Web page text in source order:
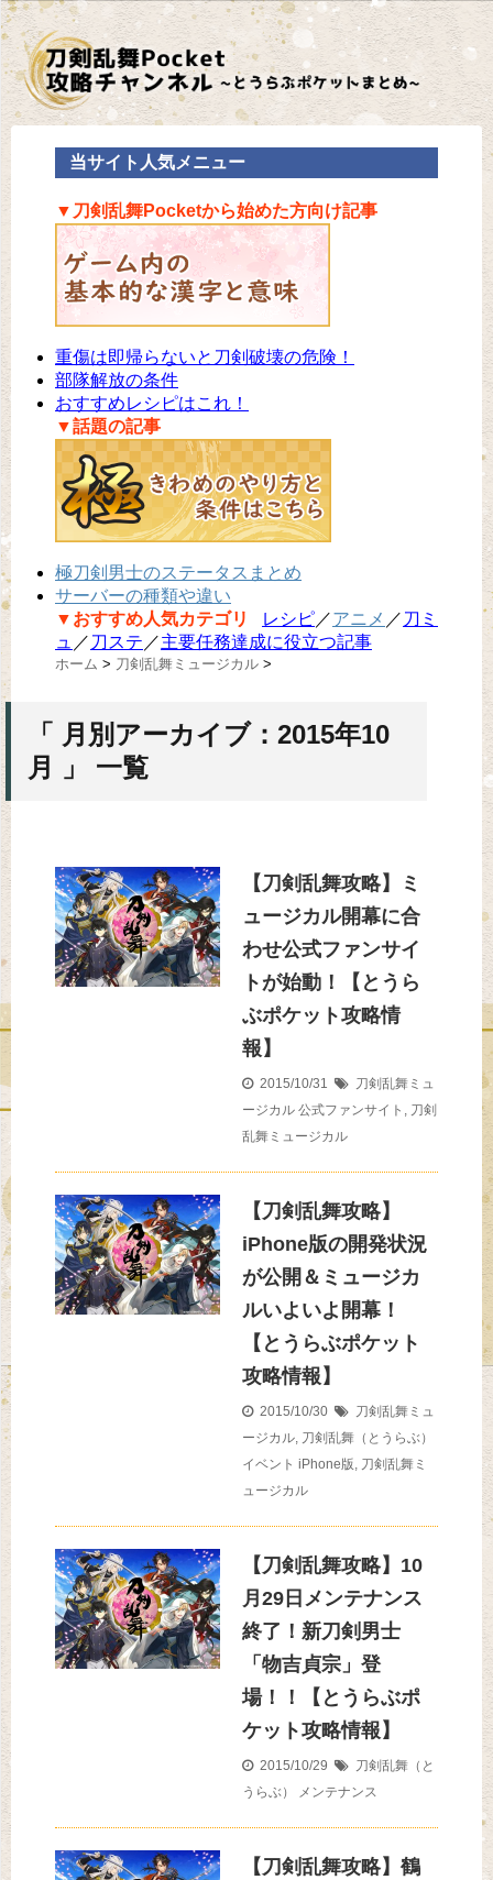
当サイト人気メニュー
▼刀剣乱舞Pocketから始めた方向け記事
重傷は即帰らないと刀剣破壊の危険！
部隊解放の条件
おすすめレシピはこれ！
▼話題の記事
極刀剣男士のステータスまとめ
サーバーの種類や違い
▼おすすめ人気カテゴリ
レシピ／アニメ ／ 刀ミ
ュ ／ 刀ステ ／主要任務達成に役立つ記事
ホーム > 刀剣乱舞ミュージカル >
「 月別アーカイブ：2015年10
月 」 一覧
【刀剣乱舞攻略】ミ
ュージカル開幕に合
わせ公式ファンサイ
トが始動！【とうら
ぶポケット攻略情
報】
2015/10/31
刀剣乱舞ミュ
ージカル 公式ファンサイト , 刀剣
乱舞ミュージカル
【刀剣乱舞攻略】
iPhone版の開発状況
が公開＆ミュージカ
ルいよいよ開幕！
【とうらぶポケット
攻略情報】
2015/10/30
刀剣乱舞ミュ
ージカル, 刀剣乱舞（とうらぶ）
イベント iPhone版, 刀剣乱舞ミ
ュージカル
【刀剣乱舞攻略】10
月29日メンテナンス
終了！新刀剣男士
「物吉貞宗」登
場！！【とうらぶポ
ケット攻略情報】
2015/10/29
刀剣乱舞（と
うらぶ）
メンテナンス
【刀剣乱舞攻略】鶴